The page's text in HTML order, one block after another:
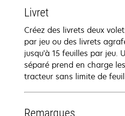
Livret
Créez des livrets deux
par jeu ou des livrets
jusqu'à 15 feuilles par jeu.
séparé prend en charge
tracteur sans limite de
Remarques